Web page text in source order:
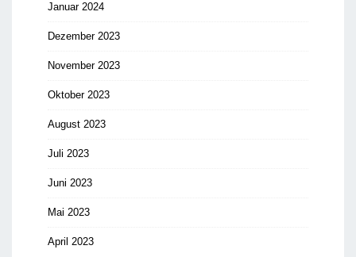
Januar 2024
Dezember 2023
November 2023
Oktober 2023
August 2023
Juli 2023
Juni 2023
Mai 2023
April 2023